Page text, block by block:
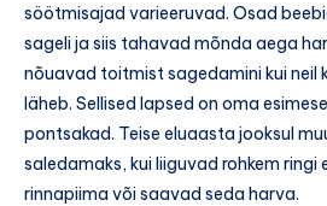
söötmisajad varieeruvad. Osad
sageli ja siis tahavad mõnda aega
nõuavad toitmist sagedamini kui neil
läheb. Sellised lapsed on oma
pontsakad. Teise eluaasta jooksul
saledamaks, kui liiguvad rohkem ringi
rinnapiima või saavad seda harva.